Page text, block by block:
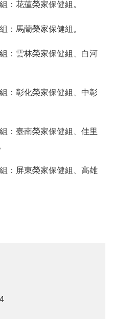
：花蓮榮家保健組。
：馬蘭榮家保健組。
：雲林榮家保健組、白河
：彰化榮家保健組、中彰
：臺南榮家保健組、佳里
：屏東榮家保健組、高雄